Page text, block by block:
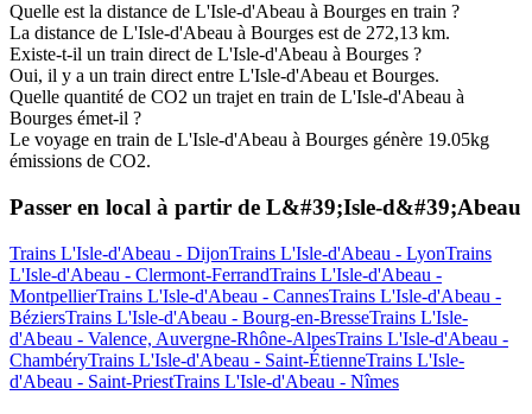
Quelle est la distance de L'Isle-d'Abeau à Bourges en train ?
La distance de L'Isle-d'Abeau à Bourges est de 272,13 km.
Existe-t-il un train direct de L'Isle-d'Abeau à Bourges ?
Oui, il y a un train direct entre L'Isle-d'Abeau et Bourges.
Quelle quantité de CO2 un trajet en train de L'Isle-d'Abeau à
Bourges émet-il ?
Le voyage en train de L'Isle-d'Abeau à Bourges génère 19.05kg
émissions de CO2.
Passer en local à partir de L&#39;Isle-d&#39;Abeau
Trains L'Isle-d'Abeau - DijonTrains L'Isle-d'Abeau - LyonTrains
L'Isle-d'Abeau - Clermont-FerrandTrains L'Isle-d'Abeau -
MontpellierTrains L'Isle-d'Abeau - CannesTrains L'Isle-d'Abeau -
BéziersTrains L'Isle-d'Abeau - Bourg-en-BresseTrains L'Isle-
d'Abeau - Valence, Auvergne-Rhône-AlpesTrains L'Isle-d'Abeau -
ChambéryTrains L'Isle-d'Abeau - Saint-ÉtienneTrains L'Isle-
d'Abeau - Saint-PriestTrains L'Isle-d'Abeau - Nîmes